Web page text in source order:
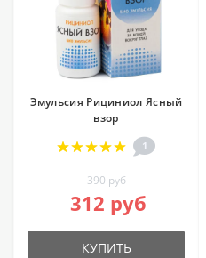
Эмульсия Рициниол Ясный
взор
1
390 руб
312 руб
КУПИТЬ